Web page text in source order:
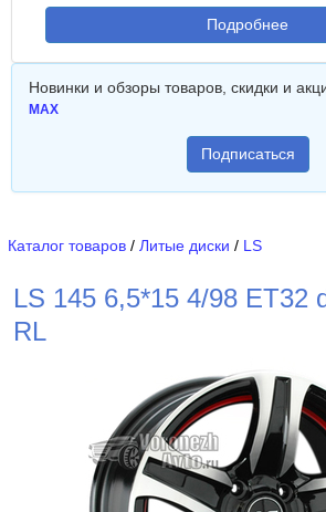
Подробнее
Новинки и обзоры товаров, скидки и
MAX
Подписаться
Каталог товаров / Литые диски / LS
LS 145 6,5*15 4/98 ET32
RL